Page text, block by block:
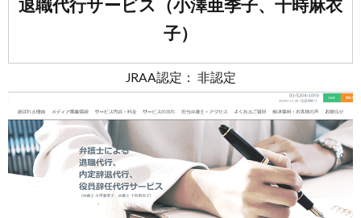
退職代行サービス（小澤亜季子、十時麻衣
子）
JRAA認定： 非認定